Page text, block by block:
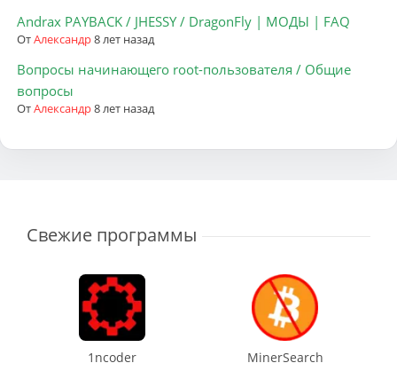
Andrax PAYBACK / JHESSY / DragonFly | МОДЫ | FAQ
ОтАлександр8 лет назад
Вопросы начинающего root-пользователя / Общие
вопросы
ОтАлександр8 лет назад
Свежие программы
1ncoder MinerSearch